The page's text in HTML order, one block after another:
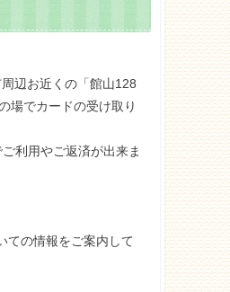
辺お近くの「館山128
場でカードの受け取り
利用やご返済が出来ま
ての情報をご案内して